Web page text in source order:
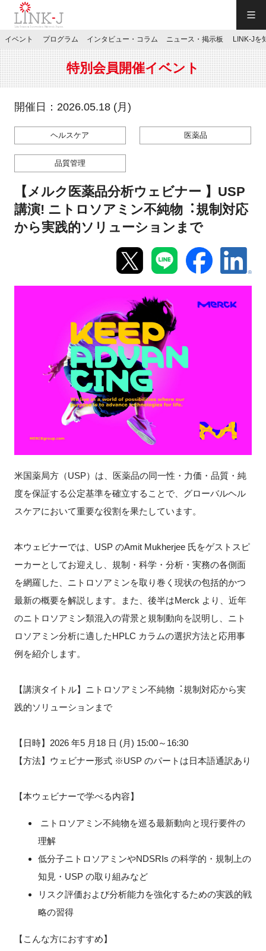
JP／EN
特別会員専用メニュー
お問い合わせ
新規登録
インタビュー・コラム
ニュース・掲示板
特別会員
施設・アクセス
FAQ
イベントお知らせメール登録
イベント プログラム インタビュー・コラム ニュース・掲示板 LINK-Jを
特別会員開催イベント
開催日：2026.05.18 (月)
ヘルスケア 医薬品
品質管理
【メルク医薬品分析ウェビナー 】USP
講演! ニトロソアミン不純物︓規制対応
から実践的ソリューションまで
米国薬局方（USP）は、医薬品の同一性・力価・品質・純
度を保証する公定基準を確立することで、グローバルヘル
スケアにおいて重要な役割を果たしています。
本ウェビナーでは、USP のAmit Mukherjee ⽒をゲストスピ
ーカーとしてお迎えし、規制・科学・分析・実務の各側⾯
を網羅した、ニトロソアミンを取り巻く現状の包括的かつ
最新の概要を解説します。また、後半はMerck より、近年
のニトロソアミン類混⼊の背景と規制動向を説明し、ニト
ロソアミン分析に適したHPLC カラムの選択⽅法と応⽤事
例を紹介します。
【講演タイトル】ニトロソアミン不純物︓規制対応から実
践的ソリューションまで
【⽇時】2026 年5 ⽉18 ⽇ (⽉) 15:00～16:30
【⽅法】ウェビナー形式 ※USP のパートは⽇本語通訳あり
【本ウェビナーで学べる内容】
ニトロソアミン不純物を巡る最新動向と現⾏要件の
理解
低分⼦ニトロソアミンやNDSRIs の科学的・規制上の
知⾒・USP の取り組みなど
リスク評価および分析能⼒を強化するための実践的戦
略の習得
【こんな⽅におすすめ】